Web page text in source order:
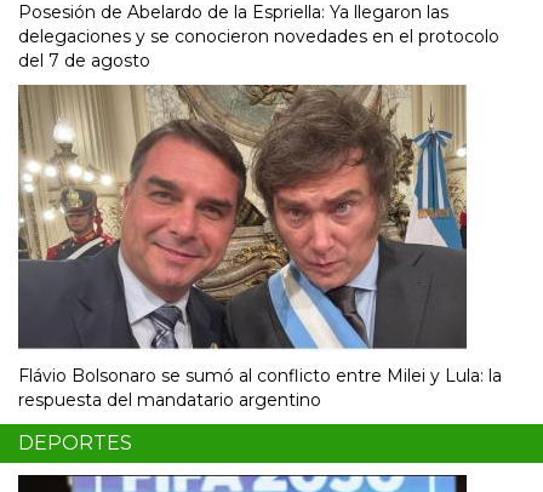
Posesión de Abelardo de la Espriella: Ya llegaron las
delegaciones y se conocieron novedades en el protocolo
del 7 de agosto
Flávio Bolsonaro se sumó al conflicto entre Milei y Lula: la
respuesta del mandatario argentino
DEPORTES